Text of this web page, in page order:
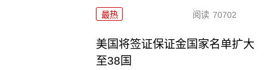
最热 阅读 70702
美国将签证保证金国家名单扩大
至38国